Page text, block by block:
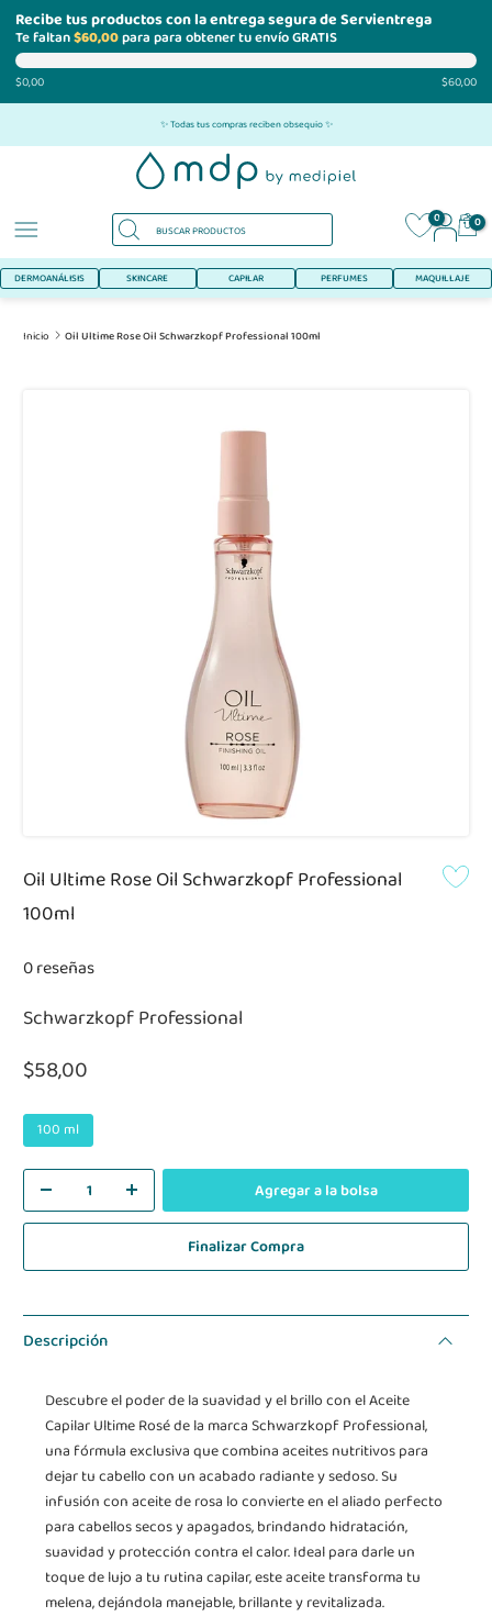
Recibe tus productos con la entrega segura de Servientrega
Te faltan$60,00para para obtener tu envío GRATIS
$0,00 $60,00
al
✨ Todas tus compras reciben obsequio ✨
0 0
DERMOANÁLISIS SKINCARE CAPILAR PERFUMES MAQUILLAJE
Inicio Oil Ultime Rose Oil Schwarzkopf Professional 100ml
Oil Ultime Rose Oil Schwarzkopf Professional
100ml
0 reseñas
Schwarzkopf Professional
$58,00
100 ml
Agregar a la bolsa
Finalizar Compra
Descripción
Descubre el poder de la suavidad y el brillo con el Aceite
Capilar Ultime Rosé de la marca Schwarzkopf Professional,
una fórmula exclusiva que combina aceites nutritivos para
dejar tu cabello con un acabado radiante y sedoso. Su
infusión con aceite de rosa lo convierte en el aliado perfecto
para cabellos secos y apagados, brindando hidratación,
suavidad y protección contra el calor. Ideal para darle un
toque de lujo a tu rutina capilar, este aceite transforma tu
melena, dejándola manejable, brillante y revitalizada.